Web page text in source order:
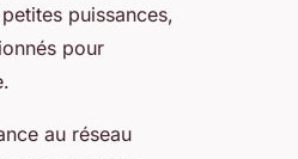
puissances,
pour
au réseau